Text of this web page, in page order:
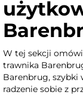
W tej sekcji
trawnika
Barenbrug, szybki
radzenie sobie z